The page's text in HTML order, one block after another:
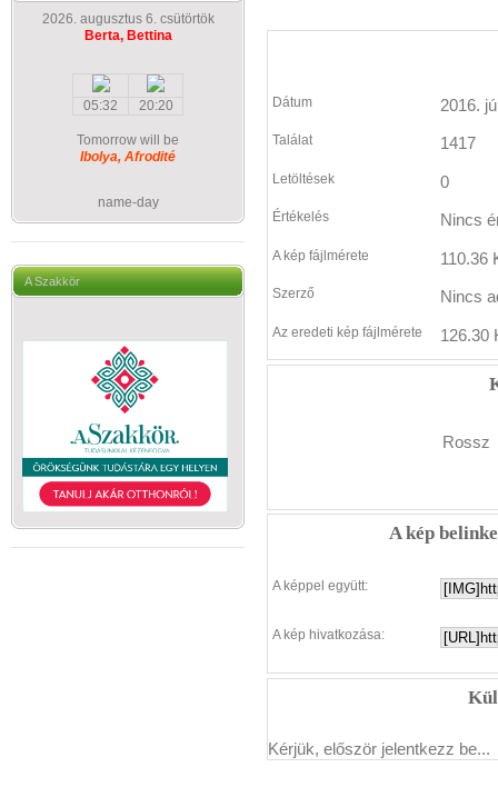
2026. augusztus 6. csütörtök
Berta, Bettina
05:32 20:20
Tomorrow will be
Ibolya, Afrodité
name-day
A Szakkör
Dátum 2016.
Találat 1417
Letöltések 0
Értékelés Nincs
A kép fájlmérete 110.36
Szerző Nincs
Az eredeti kép fájlmérete 126.30
Rossz
A kép
A képpel együtt:
A kép hivatkozása:
Kérjük, először jelentkezz be...